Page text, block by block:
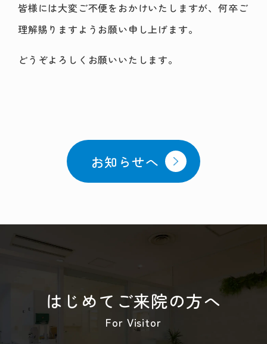
皆様には大変ご不便をおかけいたしますが、何卒ご
理解賜りますようお願い申し上げます。
どうぞよろしくお願いいたします。
お知らせへ
はじめてご来院の方へ
For Visitor